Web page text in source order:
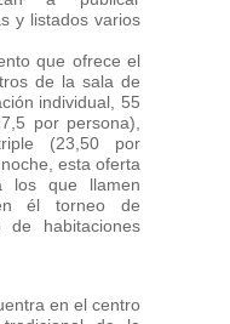
y listados varios
que ofrece el
de la sala de
individual, 55
por persona),
(23,50 por
esta oferta
los que llamen
él torneo de
habitaciones
en el centro